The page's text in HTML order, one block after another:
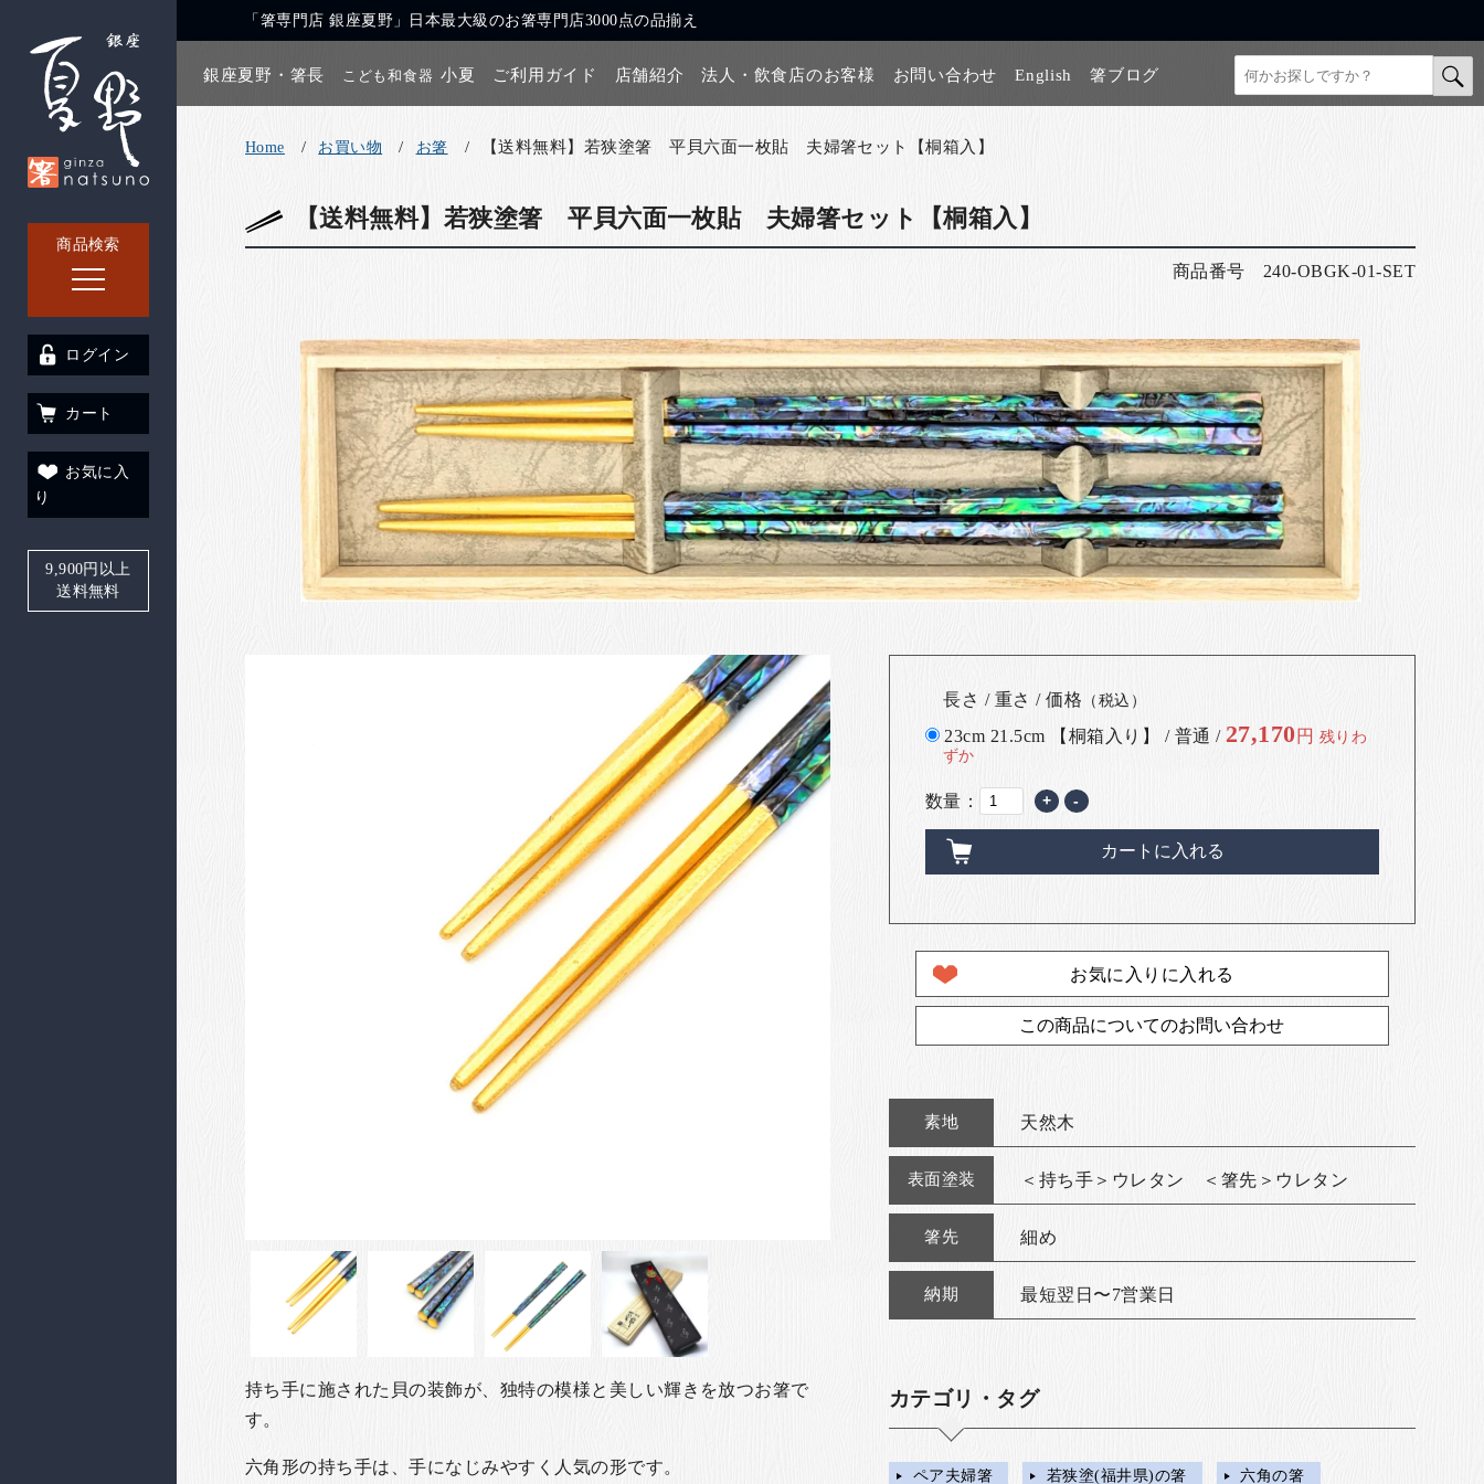
商品検索
「箸専門店 銀座夏野」日本最大級のお箸専門店3000点の品揃え
銀座夏野・箸長 こども和食器 小夏 ご利用ガイド 店舗紹介 法人・飲食店のお客様 お問い合わせ English 箸ブログ
ログイン
カート
お気に入
り
9,900円以上
送料無料
Home お買い物 お箸 【送料無料】若狭塗箸 平貝六面一枚貼 夫婦箸セット【桐箱入】
【送料無料】若狭塗箸 平貝六面一枚貼 夫婦箸セット【桐箱入】
商品番号 240-OBGK-01-SET
持ち手に施された貝の装飾が、独特の模様と美しい輝きを放つお箸で
す。
六角形の持ち手は、手になじみやすく人気の形です。
長さ / 重さ / 価格 （税込）
23cm 21.5cm 【桐箱入り】 / 普通 / 27,170 円 残りわ
ずか
数量： + -
カートに入れる
お気に入りに入れる
この商品についてのお問い合わせ
素地 天然木
表面塗装 ＜持ち手＞ウレタン ＜箸先＞ウレタン
箸先 細め
納期 最短翌日〜7営業日
カテゴリ・タグ
ペア夫婦箸 若狭塗(福井県)の箸 六角の箸